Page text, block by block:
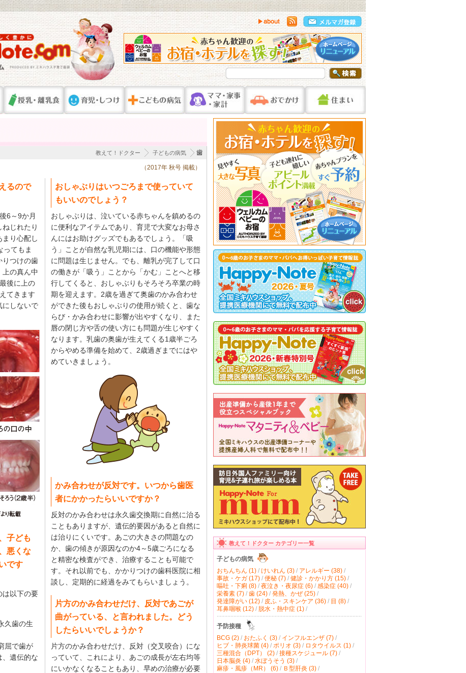
歯
子どもの病気
教えて！ドクター
（2017年 秋号 掲載）
るので
6～9か月
じれたり
まり心配し
ってもま
りつけの歯
の真ん中
後に上の
てきます
にしないで
子ども
悪くな
です
は以下の要
久歯の生
屈で歯が
、遺伝的な
おしゃぶりはいつごろまで使っていて
もいいのでしょう？
おしゃぶりは、泣いている赤ちゃんを鎮めるの
に便利なアイテムであり、育児で大変なお母さ
んにはお助けグッズでもあるでしょう。「吸
う」ことが自然な乳児期には、口の機能や形態
に問題は生じません。でも、離乳が完了して口
の働きが「吸う」ことから「かむ」ことへと移
行してくると、おしゃぶりもそろそろ卒業の時
期を迎えます。2歳を過ぎて奥歯のかみ合わせ
ができた後もおしゃぶりの使用が続くと、歯な
らび・かみ合わせに影響が出やすくなり、また
唇の閉じ方や舌の使い方にも問題が生じやすく
なります。乳歯の奥歯が生えてくる1歳半ごろ
からやめる準備を始めて、2歳過ぎまでにはや
めていきましょう。
かみ合わせが反対です。いつから歯医
者にかかったらいいですか？
反対のかみ合わせは永久歯交換期に自然に治る
こともありますが、遺伝的要因があると自然に
は治りにくいです。あごの大きさの問題なの
か、歯の傾きが原因なのか4～5歳ごろになる
と精密な検査ができ、治療することも可能で
す。それ以前でも、かかりつけの歯科医院に相
談し、定期的に経過をみてもらいましょう。
片方のかみ合わせだけ、反対であごが
曲がっている、と言われました。どう
したらいいでしょうか？
片方のかみ合わせだけ、反対（交叉咬合）にな
っていて、これにより、あごの成長が左右均等
にいかなくなることもあり、早めの治療が必要
教えて！ドクター カテゴリー一覧
子どもの病気
おちんちん (1)/ けいれん (3)/ アレルギー (38)/
事故・ケガ (17)/ 便秘 (7)/ 健診・かかり方 (15)/
嘔吐・下痢 (8)/ 夜泣き・夜尿症 (6)/ 感染症 (40)/
栄養素 (7)/ 歯 (24)/ 発熱、かぜ (25)/
発達障がい (12)/ 皮ふ・スキンケア (36)/ 目 (8)/
耳鼻咽喉 (12)/ 脱水・熱中症 (1)/
予防接種
BCG (2)/ おたふく (3)/ インフルエンザ (7)/
ヒブ・肺炎球菌 (4)/ ポリオ (3)/ ロタウイルス (1)/
三種混合（DPT） (2)/ 接種スケジュール (7)/
日本脳炎 (4)/ 水ぼうそう (3)/
麻疹・風疹（MR） (6)/ Ｂ型肝炎 (3)/